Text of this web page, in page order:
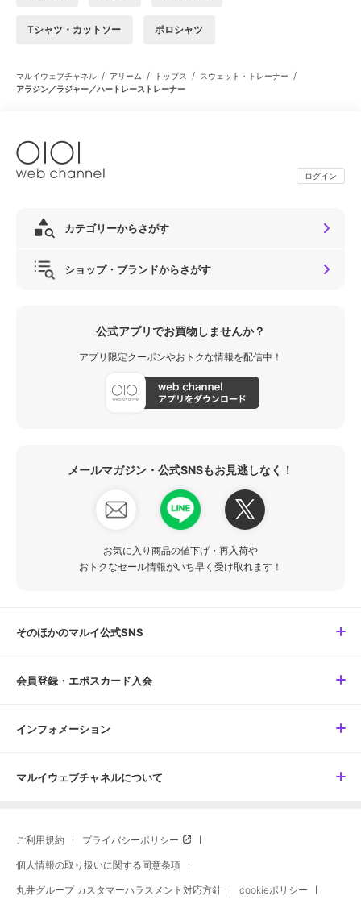
Tシャツ・カットソー ポロシャツ
マルイウェブチャネル / アリーム / トップス / スウェット・トレーナー /
アラジン／ラジャー／ハートレーストレーナー
ログイン
カテゴリーからさがす
ショップ・ブランドからさがす
公式アプリでお買物しませんか？
アプリ限定クーポンやおトクな情報を配信中！
メールマガジン・公式SNSもお見逃しなく！
お気に入り商品の値下げ・再入荷や
おトクなセール情報がいち早く受け取れます！
そのほかのマルイ公式SNS
会員登録・エポスカード入会
インフォメーション
マルイウェブチャネルについて
ご利用規約 プライバシーポリシー
個人情報の取り扱いに関する同意条項
丸井グループ カスタマーハラスメント対応方針 cookieポリシー